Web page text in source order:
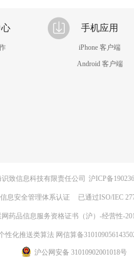
手机应用
iPhone 客户端
Android 客户端
识致信息科技有限责任公司 沪ICP备
息安全管理体系认证 已通过ISO/IEC
网药品信息服务资格证书（沪）-经营性-
性化推送类算法 网信算备
沪公网安备 31010902001018号